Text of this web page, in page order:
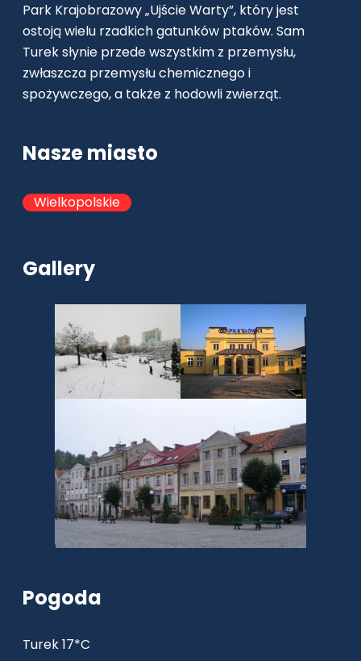
Park Krajobrazowy „Ujście Warty”, który jest
ostoją wielu rzadkich gatunków ptaków. Sam
Turek słynie przede wszystkim z przemysłu,
zwłaszcza przemysłu chemicznego i
spożywczego, a także z hodowli zwierząt.
Nasze miasto
Wielkopolskie
Gallery
Pogoda
Turek 17*C